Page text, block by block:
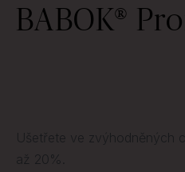
BABOK®
Ušetřete ve zvýhodněných
až 20%.